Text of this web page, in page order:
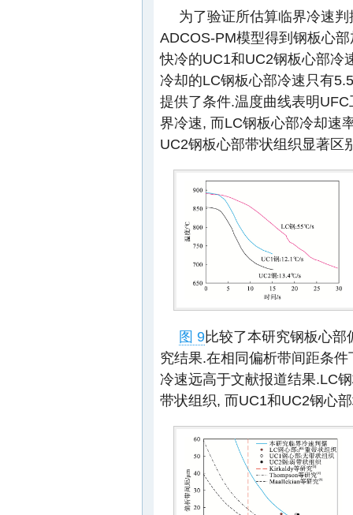
为了验证所估算临界冷速
ADCOS-PM模型得到钢板心
快冷的UC1和UC2钢板心部
冷却的LC钢板心部冷速只有
提供了条件.温度曲线表明
界冷速, 而LC钢板心部冷却速
UC2钢板心部带状组织显著区
图 9比较了本研究钢板心
究结果.在相同偏析带间距条
冷速远高于文献报道结果.LC
带状组织, 而UC1和UC2钢心